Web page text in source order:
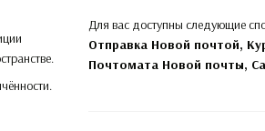
Для вас доступны следующие
Отправка Новой почтой,
Почтомата Новой почты,